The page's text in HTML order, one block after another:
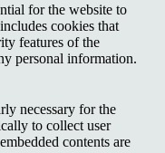
for the website to
cookies that
features of the
personal information.
necessary for the
to collect user
contents are